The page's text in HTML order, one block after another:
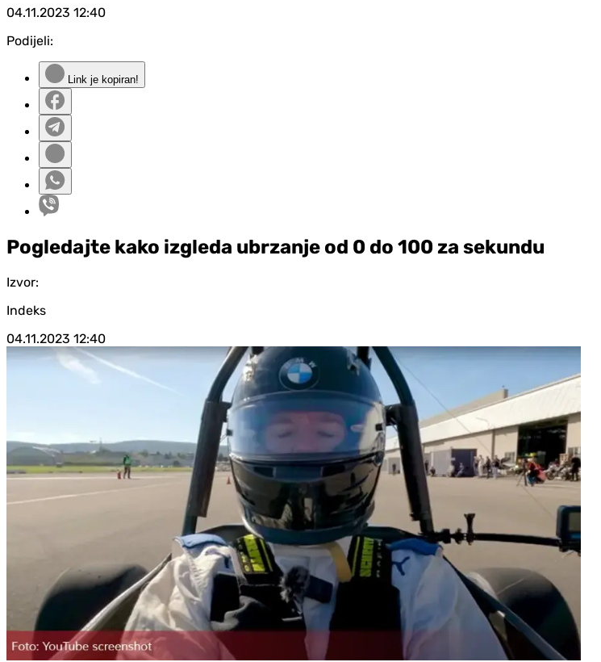
04.11.2023 12:40
Podijeli:
Link je kopiran!
Pogledajte kako izgleda ubrzanje od 0 do 100 za sekundu
Izvor:
Indeks
04.11.2023 12:40